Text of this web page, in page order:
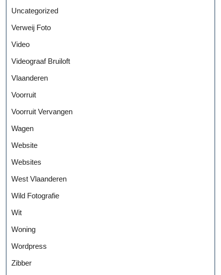
Uncategorized
Verweij Foto
Video
Videograaf Bruiloft
Vlaanderen
Voorruit
Voorruit Vervangen
Wagen
Website
Websites
West Vlaanderen
Wild Fotografie
Wit
Woning
Wordpress
Zibber